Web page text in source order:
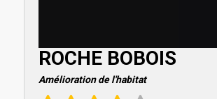
ROCHE BOBOIS
Amélioration de l'habitat